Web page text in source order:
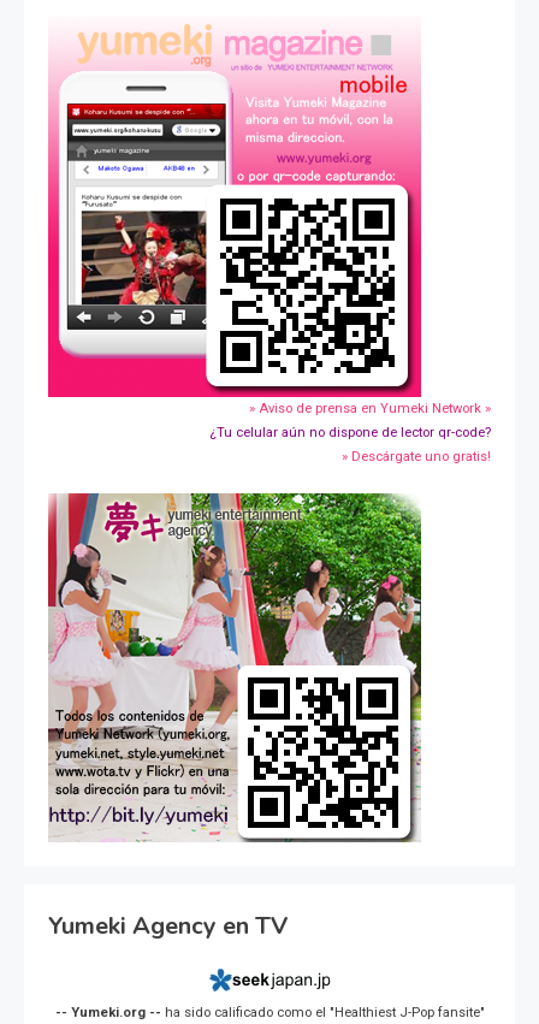
» Aviso de prensa en Yumeki Network »
¿Tu celular aún no dispone de lector qr-code?
» Descárgate uno gratis!
Yumeki Agency en TV
-- Yumeki.org -- ha sido calificado como el "Healthiest J-Pop fansite"